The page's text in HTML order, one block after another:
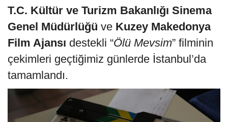
T.C. Kültür ve Turizm Bakanlığı Sinema
Genel Müdürlüğü ve Kuzey Makedonya
Film Ajansı destekli “Ölü Mevsim” filminin
çekimleri geçtiğimiz günlerde İstanbul’da
tamamlandı.